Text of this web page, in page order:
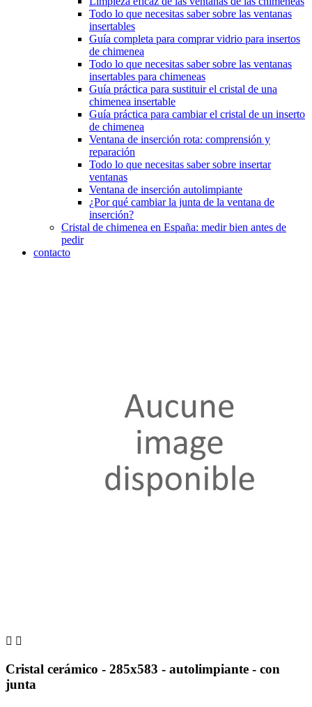
Todo lo que necesitas saber sobre las ventanas
insertables
Guía completa para comprar vidrio para insertos
de chimenea
Todo lo que necesitas saber sobre las ventanas
insertables para chimeneas
Guía práctica para sustituir el cristal de una
chimenea insertable
Guía práctica para cambiar el cristal de un inserto
de chimenea
Ventana de inserción rota: comprensión y
reparación
Todo lo que necesitas saber sobre insertar
ventanas
Ventana de inserción autolimpiante
¿Por qué cambiar la junta de la ventana de
inserción?
Cristal de chimenea en España: medir bien antes de
pedir
contacto
 
Cristal cerámico - 285x583 - autolimpiante - con
junta